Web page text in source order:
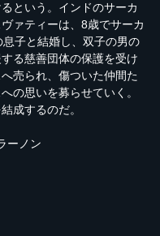
という。インドのサーカ
ァティーは、8歳でサーカ
子と結婚し、双子の男の
る慈善団体の保護を受け
売られ、傷ついた仲間た
の思いを募らせていく。
成するのだ。
ーノン